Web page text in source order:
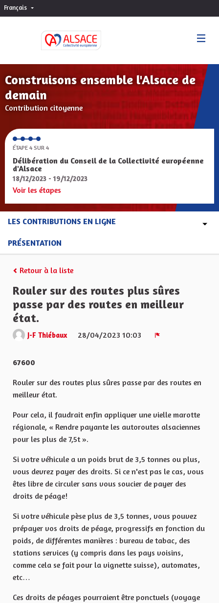
Français Choisir la langue
Construisons ensemble l'Alsace de
demain
Contribution citoyenne
ÉTAPE 4 SUR 4
Délibération du Conseil de la Collectivité européenne
d'Alsace
18/12/2023 - 19/12/2023
Voir les étapes
LES CONTRIBUTIONS EN LIGNE
PRÉSENTATION
Retour à la liste
Rouler sur des routes plus sûres
passe par des routes en meilleur
état.
J-F Thiébaux
28/04/2023 10:03
67600
Rouler sur des routes plus sûres passe par des routes en
meilleur état.
Pour cela, il faudrait enfin appliquer une vielle marotte
régionale, « Rendre payante les autoroutes alsaciennes
pour les plus de 7,5t ».
Si votre véhicule a un poids brut de 3,5 tonnes ou plus,
vous devrez payer des droits. Si ce n'est pas le cas, vous
êtes libre de circuler sans vous soucier de payer des
droits de péage!
Si votre véhicule pèse plus de 3,5 tonnes, vous pouvez
prépayer vos droits de péage, progressifs en fonction du
poids, de différentes manières : bureau de tabac, des
stations services (y compris dans les pays voisins,
comme cela se fait pour la vignette suisse), automates,
etc…
Ces droits de péages pourraient être ponctuels (voyage